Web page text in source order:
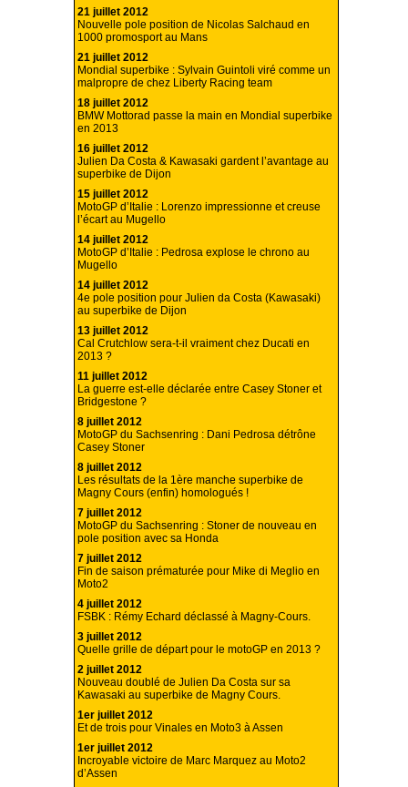
21 juillet 2012
Nouvelle pole position de Nicolas Salchaud en
1000 promosport au Mans
21 juillet 2012
Mondial superbike : Sylvain Guintoli viré comme un
malpropre de chez Liberty Racing team
18 juillet 2012
BMW Mottorad passe la main en Mondial superbike
en 2013
16 juillet 2012
Julien Da Costa & Kawasaki gardent l’avantage au
superbike de Dijon
15 juillet 2012
MotoGP d’Italie : Lorenzo impressionne et creuse
l’écart au Mugello
14 juillet 2012
MotoGP d’Italie : Pedrosa explose le chrono au
Mugello
14 juillet 2012
4e pole position pour Julien da Costa (Kawasaki)
au superbike de Dijon
13 juillet 2012
Cal Crutchlow sera-t-il vraiment chez Ducati en
2013 ?
11 juillet 2012
La guerre est-elle déclarée entre Casey Stoner et
Bridgestone ?
8 juillet 2012
MotoGP du Sachsenring : Dani Pedrosa détrône
Casey Stoner
8 juillet 2012
Les résultats de la 1ère manche superbike de
Magny Cours (enfin) homologués !
7 juillet 2012
MotoGP du Sachsenring : Stoner de nouveau en
pole position avec sa Honda
7 juillet 2012
Fin de saison prématurée pour Mike di Meglio en
Moto2
4 juillet 2012
FSBK : Rémy Echard déclassé à Magny-Cours.
3 juillet 2012
Quelle grille de départ pour le motoGP en 2013 ?
2 juillet 2012
Nouveau doublé de Julien Da Costa sur sa
Kawasaki au superbike de Magny Cours.
1er juillet 2012
Et de trois pour Vinales en Moto3 à Assen
1er juillet 2012
Incroyable victoire de Marc Marquez au Moto2
d’Assen